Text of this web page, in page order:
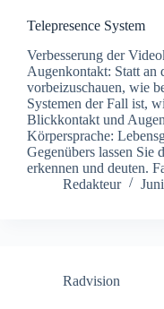
Telepresence System
Verbesserung der
Augenkontakt: Statt an
vorbeizuschauen, wie
Systemen der Fall ist,
Blickkontakt und
Körpersprache:
Gegenübers lassen Sie
erkennen und deuten.
Redakteur
Radvision